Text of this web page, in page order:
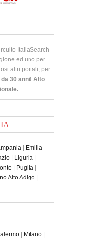
ItaliaSearch
ed uno per
altri portali, per
30 anni! Alto
| Emilia
| Liguria |
| Puglia |
Alto Adige |
| Milano |